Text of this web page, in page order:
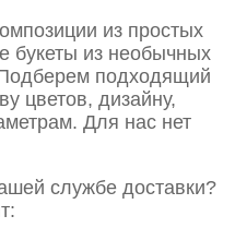
из простых
букеты из необычных
подходящий
цветов, дизайну,
Для нас нет
службе доставки?